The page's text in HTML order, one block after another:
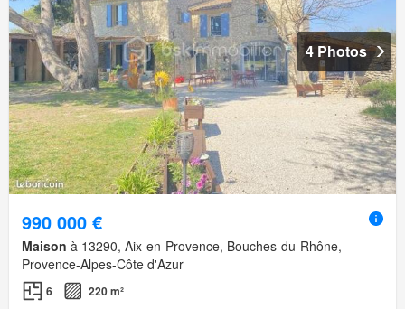
4 Photos
990 000 €
Maison à 13290, Aix-en-Provence, Bouches-du-Rhône,
Provence-Alpes-Côte d'Azur
6 220 m²